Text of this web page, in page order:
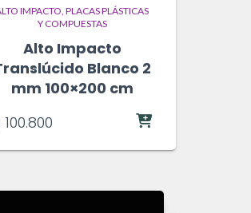
IMPACTO PLACAS PLÁSTICAS
Y COMPUESTAS
Alto Impacto
Blanco 2
mm 100×200 cm
100.800